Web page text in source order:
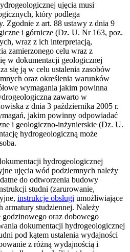
ujęcia musi
który podlega
Zgodnie z art. 88 ustawy z dnia 9
i górnicze (Dz. U. Nr 163, poz.
wraz z ich interpretacją,
zamierzonego celu wraz z
w dokumentacji geologicznej
się ją w celu ustalenia zasobów
oraz określenia warunków
wymagania jakim powinna
zawarto w
z dnia 3 października 2005 r.
jakim powinny odpowiadać
i geologiczno-inżynierskie (Dz. U.
hydrogeologiczną może
hydrogeologicznej
ujęcia wód podziemnych należy
do odtworzenia budowy
studni (zarurowanie,
instrukcje obsługi umożliwiające
armatury studziennej. Należy
oraz dobowego
dokumentacji hydrogeologicznej
pod kątem ustalenia wydajności
z różną wydajnością i